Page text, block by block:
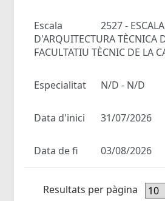
Escala
2527 - ESCALA
D'ARQUITECTURA TÈCNICA
FACULTATIU TÈCNIC DE LA
Especialitat N/D - N/D
Data d'inici 31/07/2026
Data de fi 03/08/2026
Resultats per pàgina